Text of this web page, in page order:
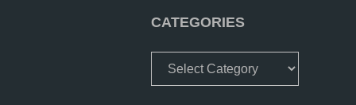
CATEGORIES